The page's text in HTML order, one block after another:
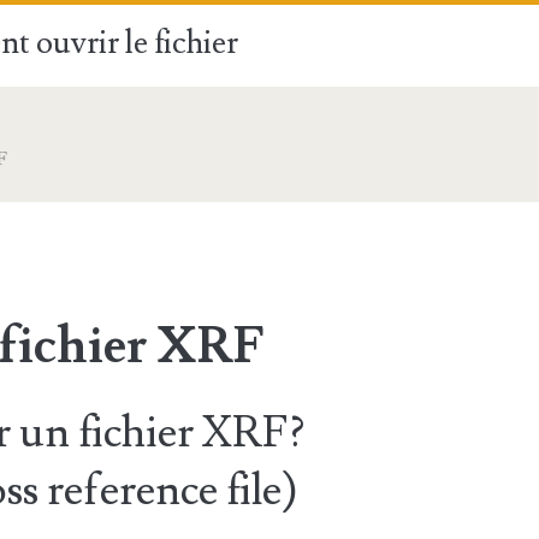
ouvrir le fichier
XRF
fichier XRF?
reference file)